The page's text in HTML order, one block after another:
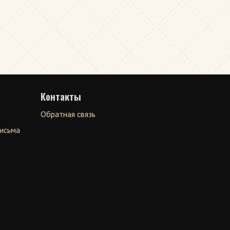
Контакты
Обратная связь